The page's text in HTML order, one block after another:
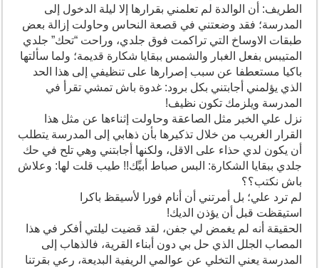
الطريف: أن الوالدة لم تعلمني بقرارها إلا ليلة الدخول إلى
المدرسة؛ فقد وضعتني في قصعة النحاس وحاولت إزالة بعض
طبقات الاوساخ التي تراكمت فوق جلدي، وراحت “تحك” جلدي
المتيبس بفعل الغبار والشمس ببقايا شكارة قديمة؛ ولما سألتها
باكيا مستعطفا عن سبب إصرارها على تنظيفي إلى هذا الحد
الذي يؤلمني أجابتني بكل برود: غدوة باش تمشي تقرأ في
المدرسة ويلزمك تكون نظيف!
نزل علي الخبر مثل الصاعقة وحاولت إثناءها عن مثل هذا
القرار الغريب من خلال تذكيرها بأن ذهابي إلى المدرسة يتطلب
أن يكون لدي حذاء على الاقل، ولكنها أجابتني وهي تلح في حك
جلدي ببقايا الشكارة: البس صباط أبيِّك!! طيب قلت لها: وعلاش
باش نكتب؟؟
لم ترد علي؛ بل أمرتني أن أنام فورا لأسيقظ باكرا
استيقظت قبل أن يؤذن الديك!
الحقيقة أنه لم يغمض لي جفن، لقد قضيت ليلتي أفكر في هذا
المصاب الجلل الذي حل بي دون أبناء القرية، فالذهاب إلى
المدرسة يعني التخلي عن عوالمي الريفية البديعة، رعي بقرتنا